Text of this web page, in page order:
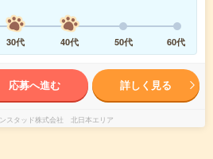
30代 40代 50代 60代
応募へ進む 詳しく見る
スタッド株式会社 北日本エリア